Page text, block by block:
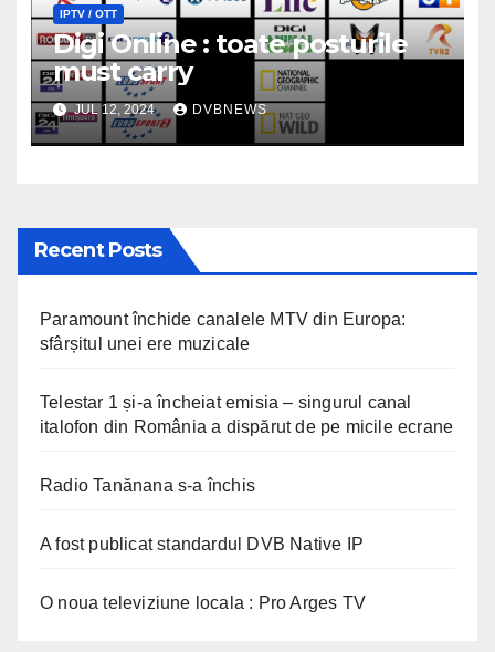
IPTV / OTT
Digi Online : toate posturile
must carry
JUL 12, 2024 DVBNEWS
Recent Posts
Paramount închide canalele MTV din Europa:
sfârșitul unei ere muzicale
Telestar 1 și-a încheiat emisia – singurul canal
italofon din România a dispărut de pe micile ecrane
Radio Tanănana s-a închis
A fost publicat standardul DVB Native IP
O noua televiziune locala : Pro Arges TV